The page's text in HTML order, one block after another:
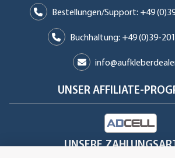
Bestellungen/Support: +49
Buchhaltung: +49 (0)39-
UNSER AFFILIATE-
UNSERE